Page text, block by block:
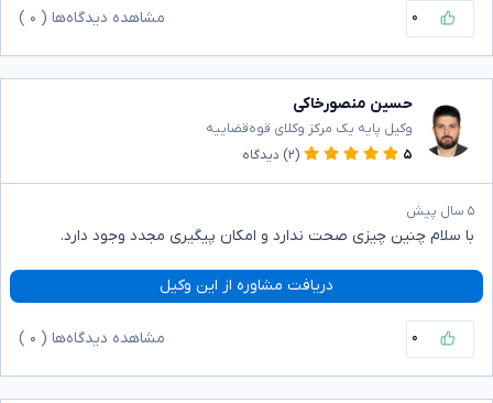
۰ مشاهده دیدگاه‌ها ( ۰
حسین منصورخاکی
وکیل پایه یک مرکز وکلای قوه‌قضاییه
۵
(۲) دیدگاه
۵ سال پیش
با سلام چنین چیزی صحت ندارد و امکان پیگیری مجدد وجود دارد.
دریافت مشاوره از این وکیل
۰ مشاهده دیدگاه‌ها ( ۰